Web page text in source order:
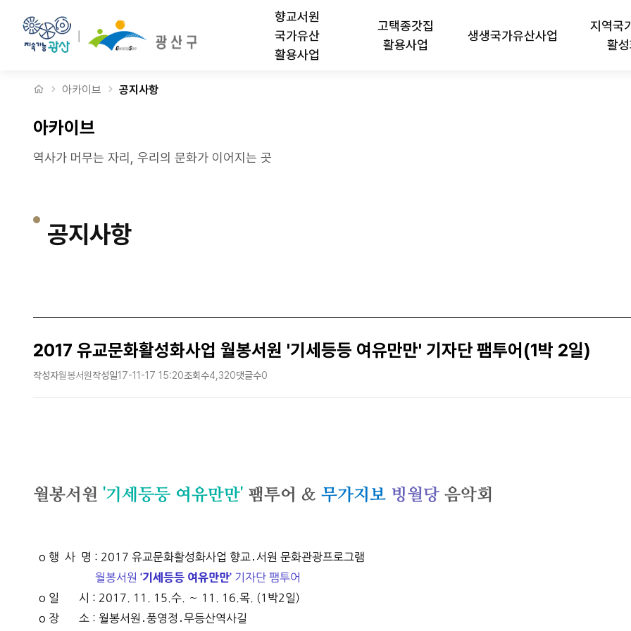
2017 유교문화활성화사업 월봉서원 '기세등등 여유만만' 기자단 팸투어(1박 2일) > 공지사항
상단메뉴
향교서원
국가유산
활용사업
고택종갓집
활용사업
생생국가유산사업
지역국
활
처음으로
아카이브 공지사항
아카이브
역사가 머무는 자리, 우리의 문화가 이어지는 곳
공지사항
2017 유교문화활성화사업 월봉서원 '기세등등 여유만만' 기자단 팸투어(1박 2일)
작성자월봉서원작성일17-11-17 15:20조회수4,320댓글수0
월봉서원 '기세등등 여유만만' 팸투어 & 무가지보 빙월당 음악회
o 행 사 명 : 2017 유교문화활성화사업 향교․서원 문화관광프로그램
월봉서원 ‘기세등등 여유만만’ 기자단 팸투어
o 일 시 : 2017. 11. 15.수. ∼ 11. 16.목. (1박2일)
o 장 소 : 월봉서원․풍영정․무등산역사길